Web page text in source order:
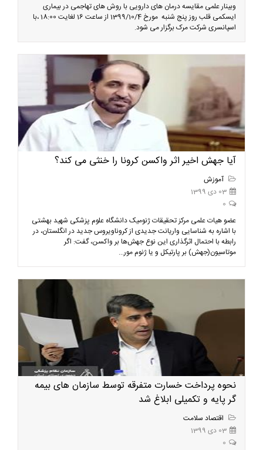
وبینار علمی مقایسه درمان های دارویی با روش های تهاجمی در بیماری
ایسکمی قلب روز پنج شنبه مورخ 1399/10/4 از ساعت 16 لغایت 18:00 ،با
اسپانسری شرکت مرک برگزار می شود.
آیا جهش اخیر اثر واکسن کرونا را خنثی می کند؟
آموزش
03 دی 1399
0
عضو هیات علمی مرکز تحقیقات ژنومیک دانشگاه علوم پزشکی شهید بهشتی
با اشاره به شناسایی واریانت جدیدی از کروناویروس جدید در انگلستان، در
رابطه با احتمال اثرگذاری این نوع جهش‌ها بر واکسن، گفت: اگر
موتاسیون(جهش) بر پارتیکل و یا ژنوم مور...
نحوه پرداخت خسارت متفرقه توسط سازمان های بیمه
گر پایه و تکمیلی ابلاغ شد
اقتصاد سلامت
03 دی 1399
0